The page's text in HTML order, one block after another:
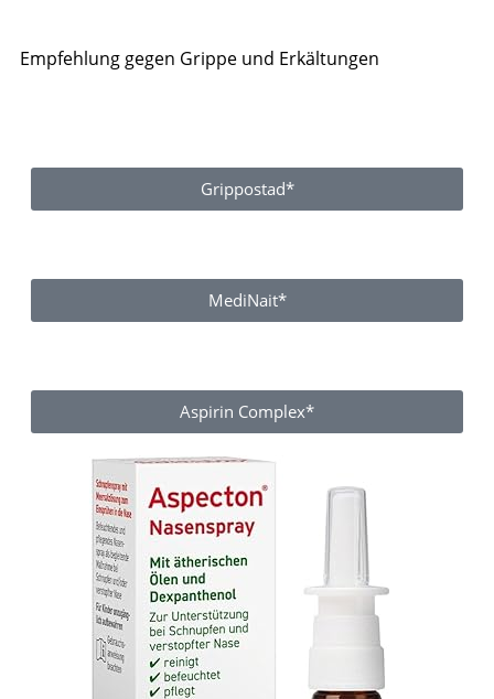
Empfehlung gegen Grippe und Erkältungen
Grippostad*
MediNait*
Aspirin Complex*